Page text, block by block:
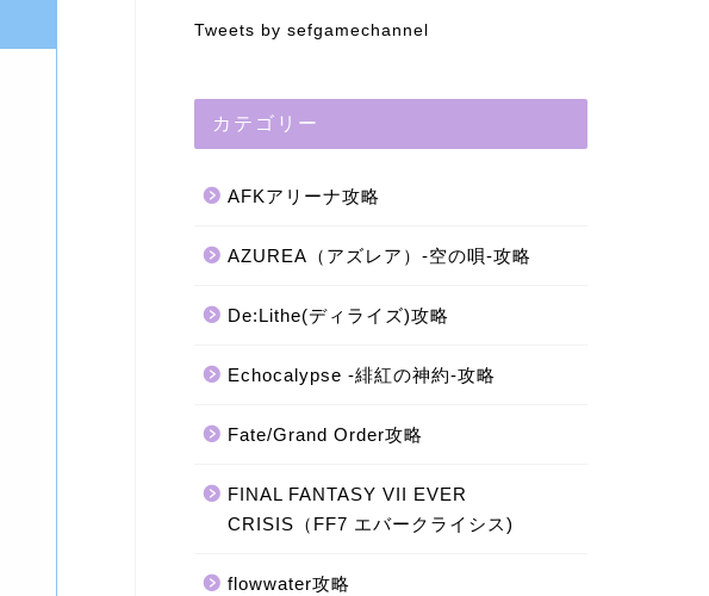
Tweets by sefgamechannel
カテゴリー
AFKアリーナ攻略
AZUREA（アズレア）-空の唄-攻略
De:Lithe(ディライズ)攻略
Echocalypse -緋紅の神約-攻略
Fate/Grand Order攻略
FINAL FANTASY VII EVER
CRISIS（FF7 エバークライシス)
flowwater攻略